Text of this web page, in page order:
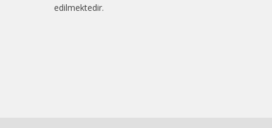
edilmektedir.